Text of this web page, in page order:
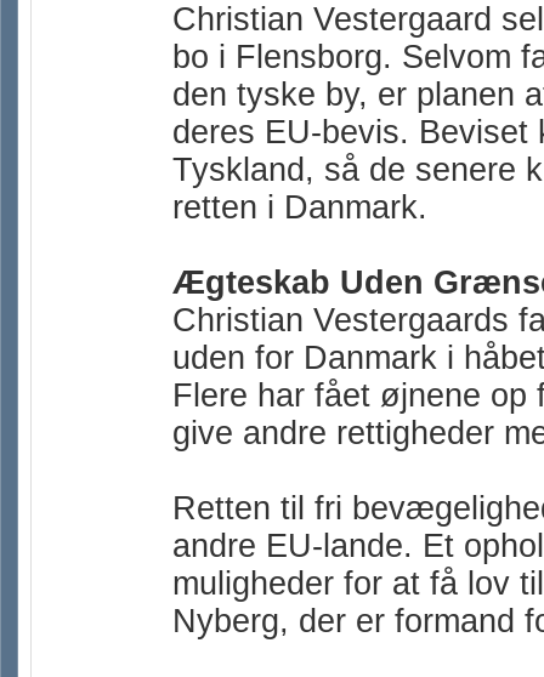
Christian Vestergaard
bo i Flensborg. Selvom
den tyske by, er planen
deres EU-bevis. Beviset
Tyskland, så de senere
retten i Danmark.
Ægteskab Uden
Christian Vestergaards
uden for Danmark i
Flere har fået øjnene op
give andre rettigheder
Retten til fri
andre EU-lande. Et
muligheder for at få lov
Nyberg, der er formand